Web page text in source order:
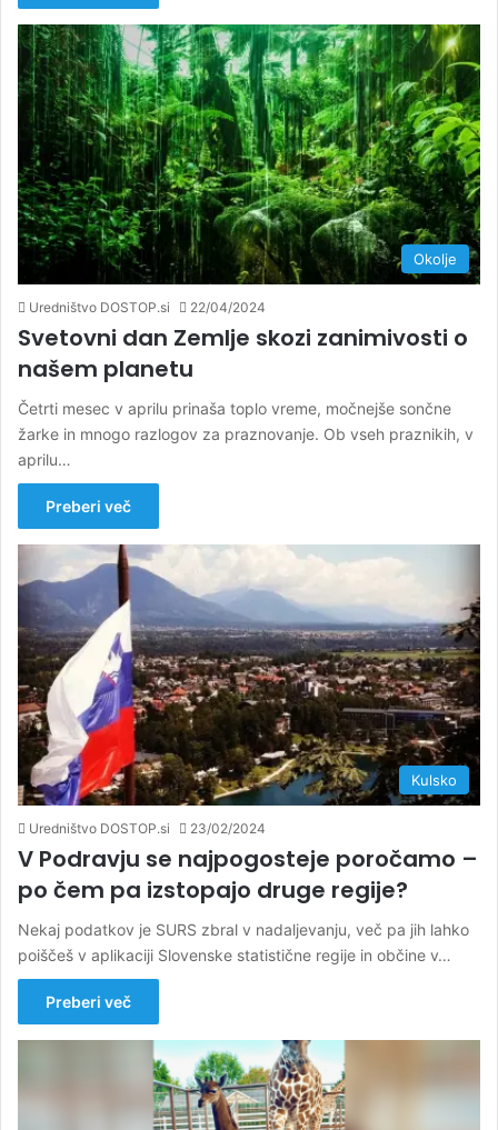
Okolje
Uredništvo DOSTOP.si 22/04/2024
Svetovni dan Zemlje skozi zanimivosti o
našem planetu
Četrti mesec v aprilu prinaša toplo vreme, močnejše sončne
žarke in mnogo razlogov za praznovanje. Ob vseh praznikih, v
aprilu…
Preberi več
Kulsko
Uredništvo DOSTOP.si 23/02/2024
V Podravju se najpogosteje poročamo –
po čem pa izstopajo druge regije?
Nekaj podatkov je SURS zbral v nadaljevanju, več pa jih lahko
poiščeš v aplikaciji Slovenske statistične regije in občine v…
Preberi več